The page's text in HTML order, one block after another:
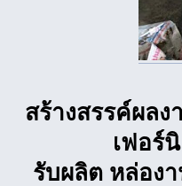
สร้างสรรค์ผล
เฟอร์
รับผลิต หล่อง